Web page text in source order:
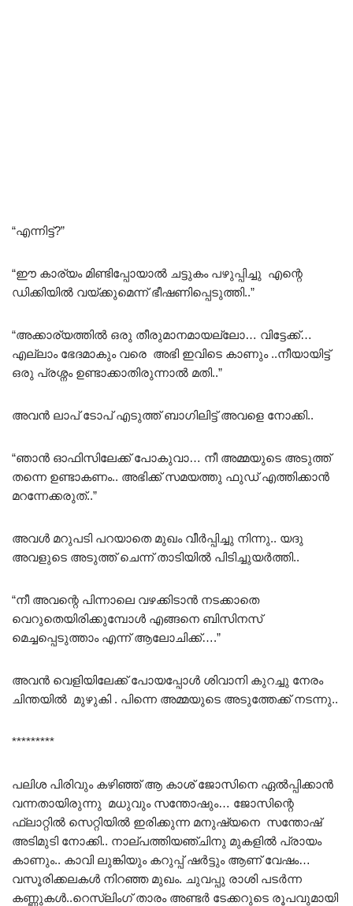
“എന്നിട്ട്?”
“ഈ കാര്യം മിണ്ടിപ്പോയാൽ ചട്ടുകം പഴുപ്പിച്ചു എന്റെ
ഡിക്കിയിൽ വയ്ക്കുമെന്ന് ഭീഷണിപ്പെടുത്തി..”
“അക്കാര്യത്തിൽ ഒരു തീരുമാനമായല്ലോ… വിട്ടേക്ക്…
എല്ലാം ഭേദമാകും വരെ അഭി ഇവിടെ കാണും ..നീയായിട്ട്
ഒരു പ്രശ്നം ഉണ്ടാക്കാതിരുന്നാൽ മതി..”
അവൻ ലാപ് ടോപ് എടുത്ത് ബാഗിലിട്ട് അവളെ നോക്കി..
“ഞാൻ ഓഫിസിലേക്ക് പോകുവാ… നീ അമ്മയുടെ അടുത്ത്
തന്നെ ഉണ്ടാകണം.. അഭിക്ക് സമയത്തു ഫുഡ് എത്തിക്കാൻ
മറന്നേക്കരുത്..”
അവൾ മറുപടി പറയാതെ മുഖം വീർപ്പിച്ചു നിന്നു.. യദു
അവളുടെ അടുത്ത് ചെന്ന് താടിയിൽ പിടിച്ചുയർത്തി..
“നീ അവന്റെ പിന്നാലെ വഴക്കിടാൻ നടക്കാതെ
വെറുതെയിരിക്കുമ്പോൾ എങ്ങനെ ബിസിനസ്
മെച്ചപ്പെടുത്താം എന്ന് ആലോചിക്ക്….”
അവൻ വെളിയിലേക്ക് പോയപ്പോൾ ശിവാനി കുറച്ചു നേരം
ചിന്തയിൽ മുഴുകി . പിന്നെ അമ്മയുടെ അടുത്തേക്ക് നടന്നു..
*********
പലിശ പിരിവും കഴിഞ്ഞ് ആ കാശ് ജോസിനെ ഏൽപ്പിക്കാൻ
വന്നതായിരുന്നു മധുവും സന്തോഷും… ജോസിന്റെ
ഫ്ലാറ്റിൽ സെറ്റിയിൽ ഇരിക്കുന്ന മനുഷ്യനെ സന്തോഷ്‌
അടിമുടി നോക്കി.. നാല്പത്തിയഞ്ചിനു മുകളിൽ പ്രായം
കാണും.. കാവി ലുങ്കിയും കറുപ്പ് ഷർട്ടും ആണ് വേഷം…
വസൂരിക്കലകൾ നിറഞ്ഞ മുഖം. ചുവപ്പു രാശി പടർന്ന
കണ്ണുകൾ..റെസ്‌ലിംഗ് താരം അണ്ടർ ടേക്കറുടെ രൂപവുമായി